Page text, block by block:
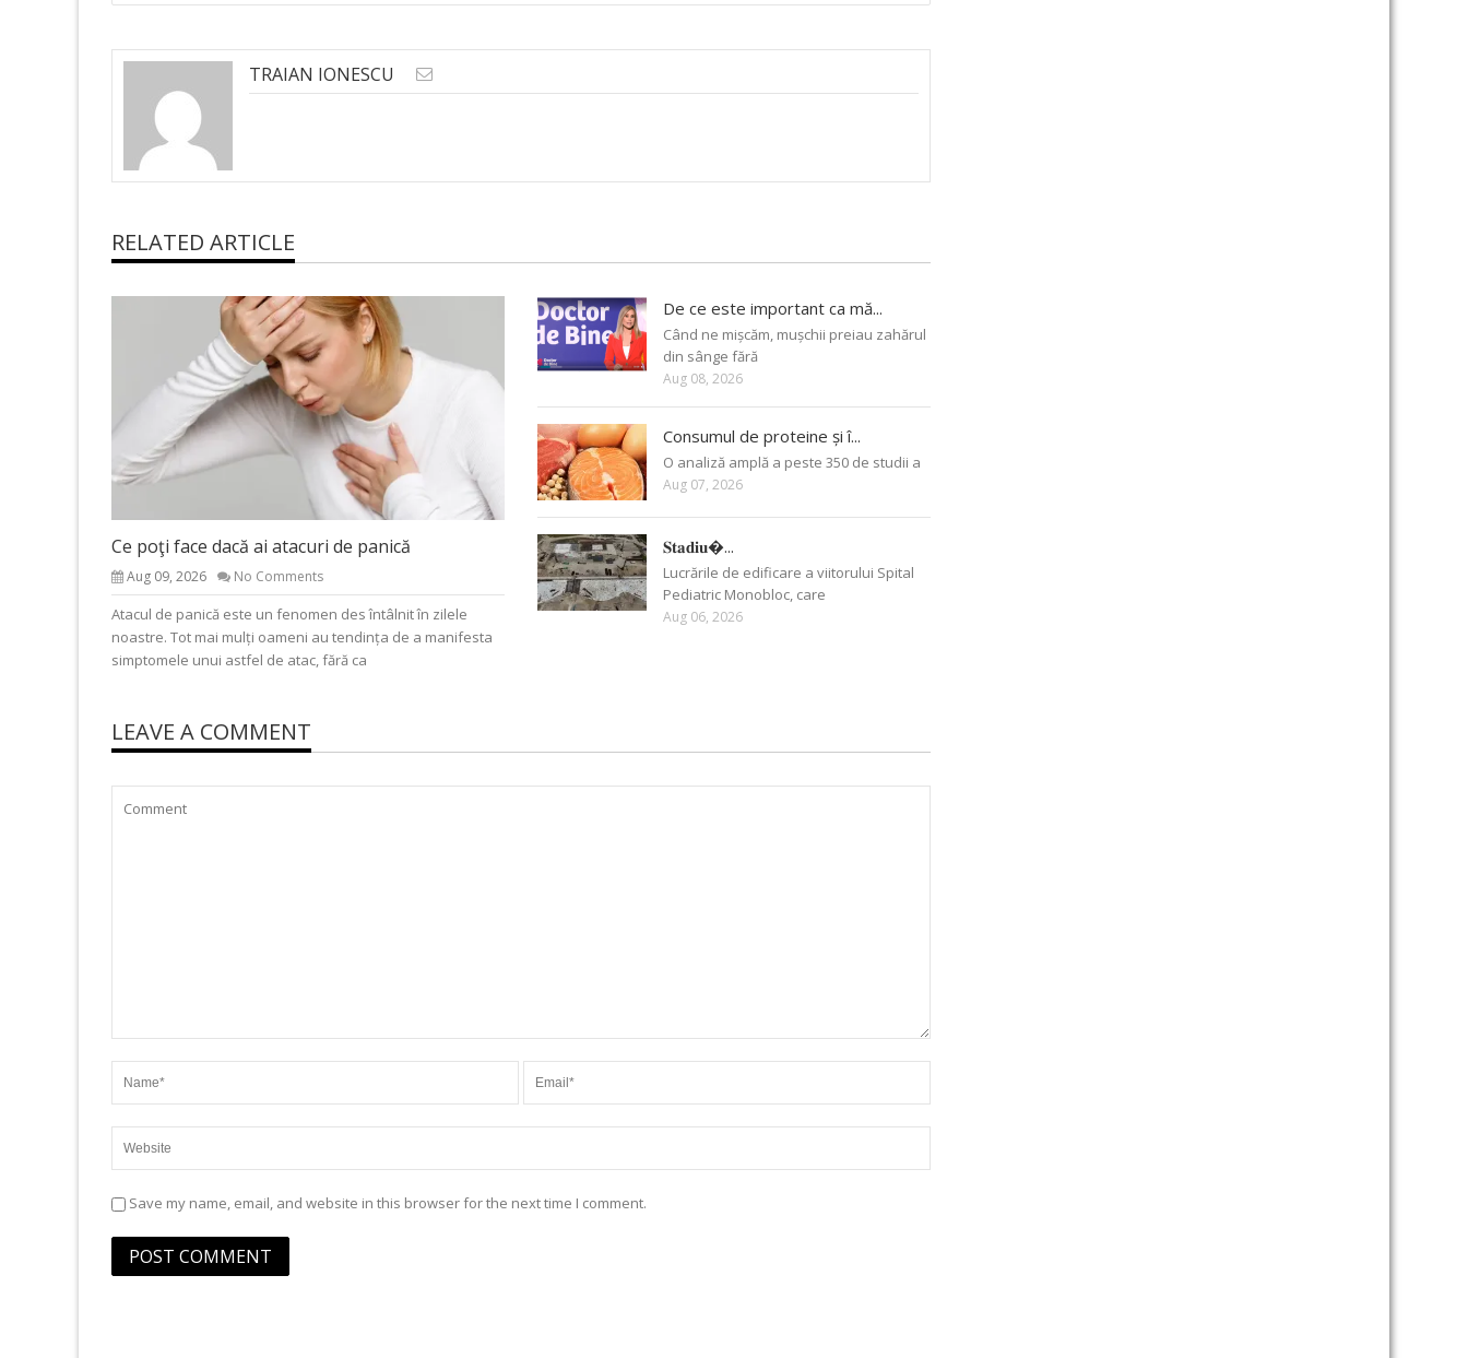
TRAIAN IONESCU
RELATED ARTICLE
Ce poţi face dacă ai atacuri de panică
Aug 09, 2026 No Comments
Atacul de panică este un fenomen des întâlnit în zilele
noastre. Tot mai mulți oameni au tendința de a manifesta
simptomele unui astfel de atac, fără ca
De ce este important ca mă...
Când ne mișcăm, mușchii preiau zahărul
din sânge fără
Aug 08, 2026
Consumul de proteine și î...
O analiză amplă a peste 350 de studii a
Aug 07, 2026
𝐒𝐭𝐚𝐝𝐢𝐮�...
Lucrările de edificare a viitorului Spital
Pediatric Monobloc, care
Aug 06, 2026
LEAVE A COMMENT
Save my name, email, and website in this browser for the next time I comment.